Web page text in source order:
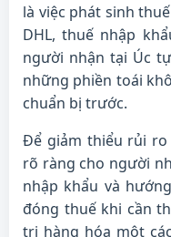
là việc phát sinh
DHL, thuế nhập
người nhận tại Úc
những phiền toái
chuẩn bị trước.
Để giảm thiểu rủi
rõ ràng cho người
nhập khẩu và
đóng thuế khi cần
trị hàng hóa một